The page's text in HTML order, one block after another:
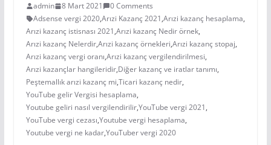
admin 8 Mart 2021
0 Comments
Adsense vergi 2020,Arızi Kazanç 2021,Arızi kazanç hesaplama,
Arızi kazanç istisnası 2021,Arızi kazanç Nedir örnek,
Arızi kazanç Nelerdir,Arızi kazanç örnekleri,Arızi kazanç stopaj,
Arızi kazanç vergi oranı,Arızi kazanç vergilendirilmesi,
Arızi kazançlar hangileridir,Diğer kazanç ve iratlar tanımı,
Peştemallık arızi kazanç mi,Ticari kazanç nedir,
YouTube gelir Vergisi hesaplama,
Youtube geliri nasıl vergilendirilir,YouTube vergi 2021,
YouTube vergi cezası,Youtube vergi hesaplama,
Youtube vergi ne kadar,YouTuber vergi 2020